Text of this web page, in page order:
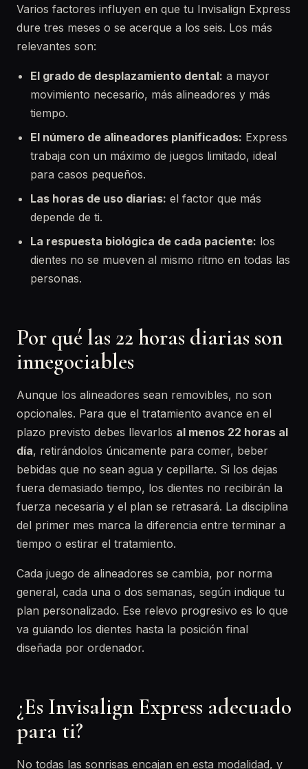
Varios factores influyen en que tu Invisalign Express
dure tres meses o se acerque a los seis. Los más
relevantes son:
El grado de desplazamiento dental: a mayor
movimiento necesario, más alineadores y más
tiempo.
El número de alineadores planificados: Express
trabaja con un máximo de juegos limitado, ideal
para casos pequeños.
Las horas de uso diarias: el factor que más
depende de ti.
La respuesta biológica de cada paciente: los
dientes no se mueven al mismo ritmo en todas las
personas.
Por qué las 22 horas diarias son
innegociables
Aunque los alineadores sean removibles, no son
opcionales. Para que el tratamiento avance en el
plazo previsto debes llevarlos al menos 22 horas al
día, retirándolos únicamente para comer, beber
bebidas que no sean agua y cepillarte. Si los dejas
fuera demasiado tiempo, los dientes no recibirán la
fuerza necesaria y el plan se retrasará. La disciplina
del primer mes marca la diferencia entre terminar a
tiempo o estirar el tratamiento.
Cada juego de alineadores se cambia, por norma
general, cada una o dos semanas, según indique tu
plan personalizado. Ese relevo progresivo es lo que
va guiando los dientes hasta la posición final
diseñada por ordenador.
¿Es Invisalign Express adecuado
para ti?
No todas las sonrisas encajan en esta modalidad, y